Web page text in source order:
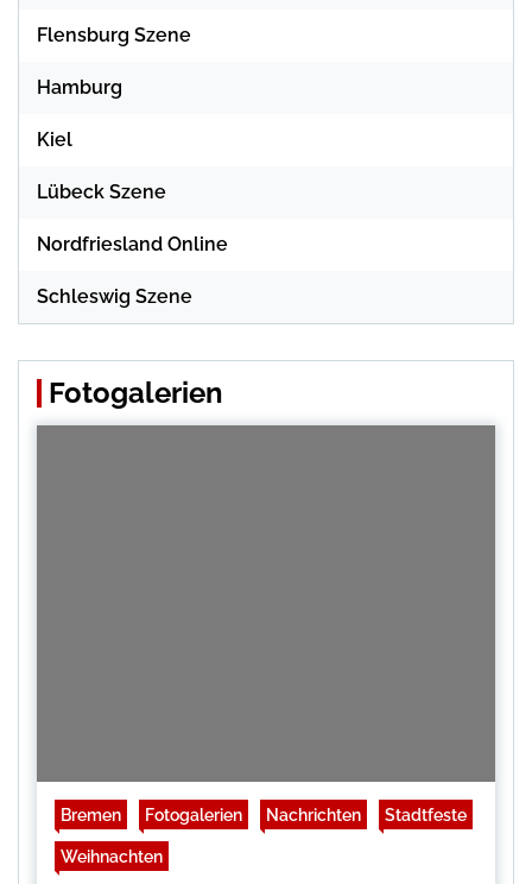
Flensburg Szene
Hamburg
Kiel
Lübeck Szene
Nordfriesland Online
Schleswig Szene
Fotogalerien
Bremen Fotogalerien Nachrichten Stadtfeste
Weihnachten